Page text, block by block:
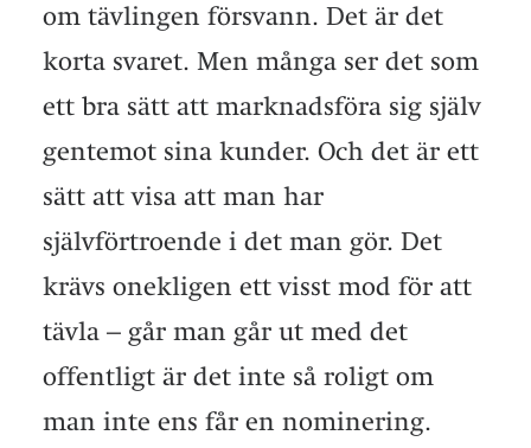
om tävlingen försvann. Det är det
korta svaret. Men många ser det som
ett bra sätt att marknadsföra sig själv
gentemot sina kunder. Och det är ett
sätt att visa att man har
självförtroende i det man gör. Det
krävs onekligen ett visst mod för att
tävla – går man går ut med det
offentligt är det inte så roligt om
man inte ens får en nominering.